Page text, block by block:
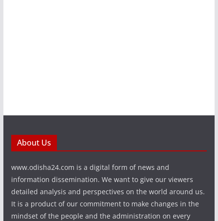
About Us
www.odisha24.com is a digital form of news and
information dissemination. We want to give our viewers
detailed analysis and perspectives on the world around us.
It is a product of our commitment to make changes in the
mindset of the people and the administration on every